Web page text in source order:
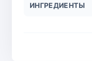
ИНГРЕДИЕНТЫ